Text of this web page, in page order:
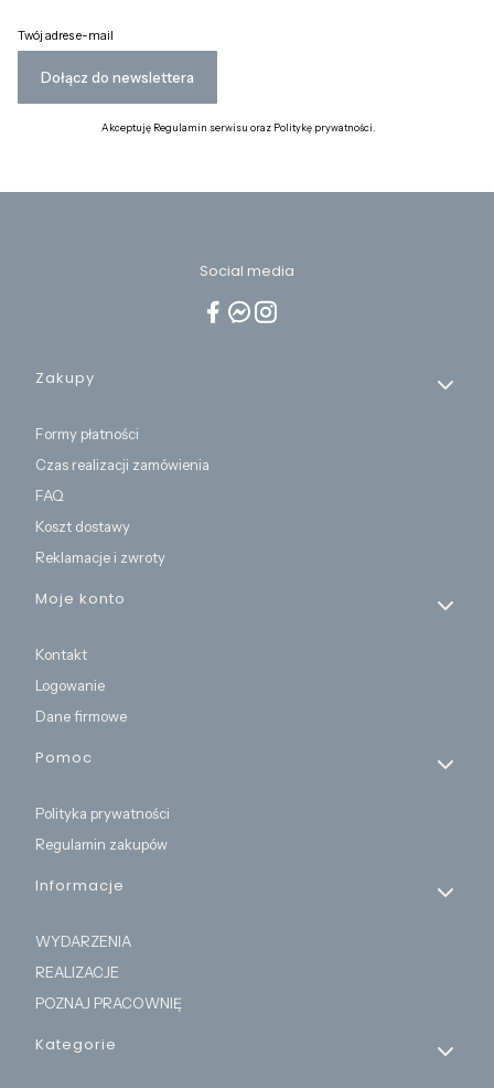
Twój adres e-mail
Dołącz do newslettera
Akceptuję Regulamin serwisu oraz Politykę prywatności.
Social media
Linki w stopce
Zakupy
Formy płatności
Czas realizacji zamówienia
FAQ
Koszt dostawy
Reklamacje i zwroty
Moje konto
Kontakt
Logowanie
Dane firmowe
Pomoc
Polityka prywatności
Regulamin zakupów
Informacje
WYDARZENIA
REALIZACJE
POZNAJ PRACOWNIĘ
Kategorie